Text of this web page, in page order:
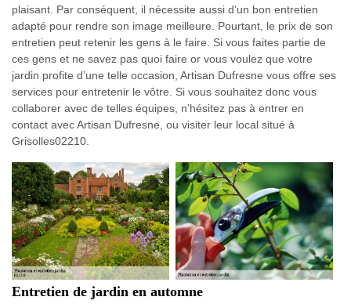
plaisant. Par conséquent, il nécessite aussi d’un bon entretien
adapté pour rendre son image meilleure. Pourtant, le prix de son
entretien peut retenir les gens à le faire. Si vous faites partie de
ces gens et ne savez pas quoi faire or vous voulez que votre
jardin profite d’une telle occasion, Artisan Dufresne vous offre ses
services pour entretenir le vôtre. Si vous souhaitez donc vous
collaborer avec de telles équipes, n’hésitez pas à entrer en
contact avec Artisan Dufresne, ou visiter leur local situé à
Grisolles02210.
Entretien de jardin en automne